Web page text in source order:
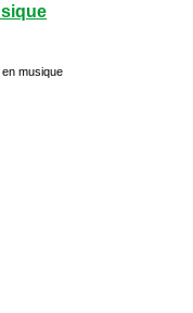
musique